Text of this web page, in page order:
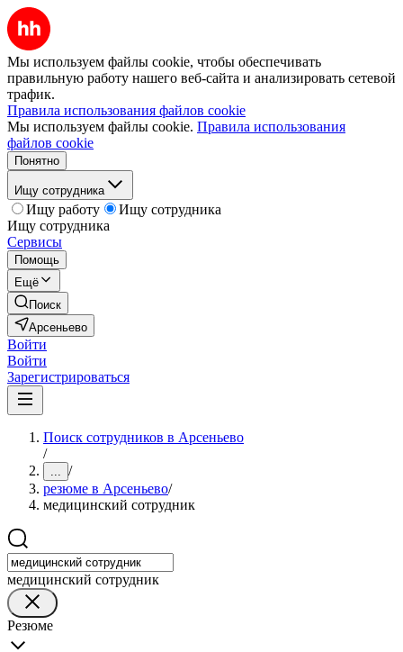
Мы используем файлы cookie, чтобы обеспечивать
правильную работу нашего веб-сайта и анализировать сетевой
трафик.
Правила использования файлов cookie
Мы используем файлы cookie. Правила использования
файлов cookie
Понятно
Ищу сотрудника
Ищу работу
Ищу сотрудника
Ищу сотрудника
Сервисы
Помощь
Ещё
Поиск
Арсеньево
Войти
Войти
Зарегистрироваться
Поиск сотрудников в Арсеньево
/
... /
резюме в Арсеньево/
медицинский сотрудник
медицинский сотрудник
Резюме